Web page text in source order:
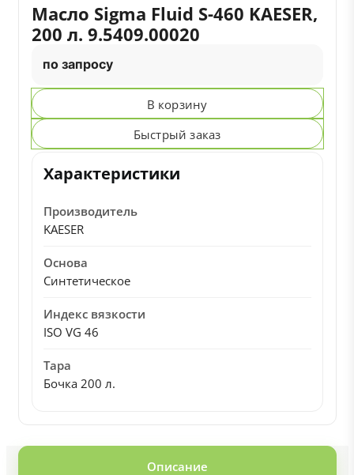
Масло Sigma Fluid S-460 KAESER,
200 л. 9.5409.00020
по запросу
В корзину
Быстрый заказ
Характеристики
Производитель
KAESER
Основа
Синтетическое
Индекс вязкости
ISO VG 46
Тара
Бочка 200 л.
Описание